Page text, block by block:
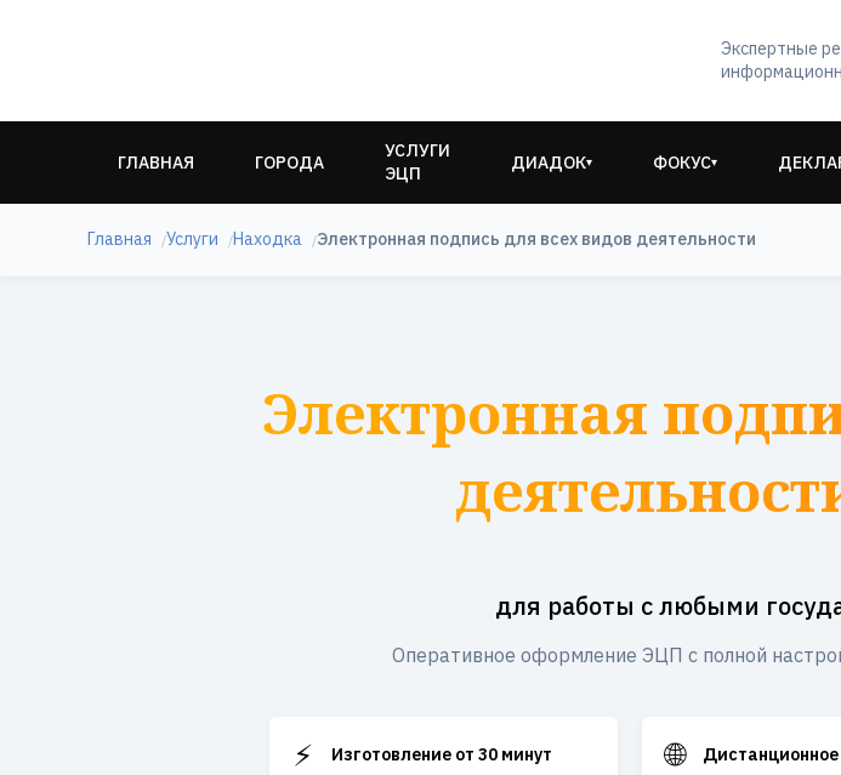
Экспертные
ГЛАВНАЯ ГОРОДА
УСЛУГИ
ЭЦП
ДИАДОК▾ ФОКУС▾
Главная Услуги Находка Электронная подпись для всех видов деятельности
Электронная
для работы с любыми
Оперативное оформление ЭЦП с полной
⚡ Изготовление от 30 минут 🌐 Дистанционное